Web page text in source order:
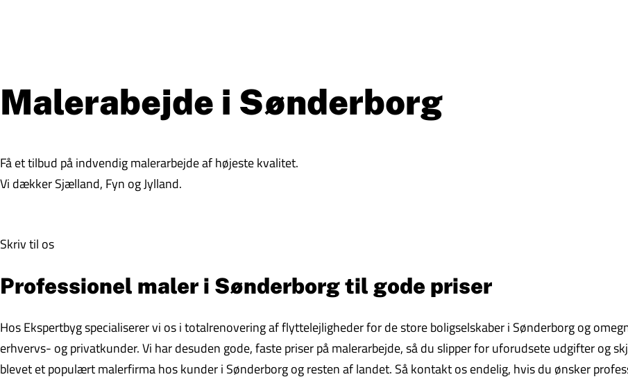
Malerabejde i Sønderborg
Få et tilbud på indvendig malerarbejde af højeste kvalitet.
Vi dækker Sjælland, Fyn og Jylland.
Skriv til os
Professionel maler i Sønderborg til gode priser
Hos Ekspertbyg specialiserer vi os i totalrenovering af flyttelejligheder for de store boligselskaber i Sønderborg og
erhvervs- og privatkunder. Vi har desuden gode, faste priser på malerarbejde, så du slipper for uforudsete udgifter og
blevet et populært malerfirma hos kunder i Sønderborg og resten af landet. Så kontakt os endelig, hvis du ønsker